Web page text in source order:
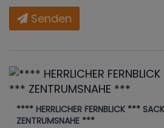
Senden
**** HERRLICHER FERNBLICK ***
ZENTRUMSNAHE ***